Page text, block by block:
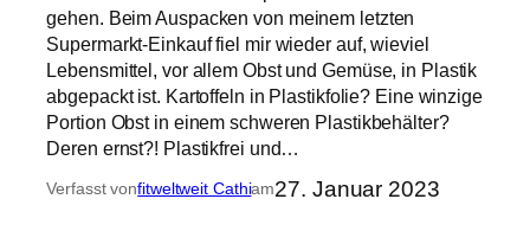
gehen. Beim Auspacken von meinem letzten
Supermarkt-Einkauf fiel mir wieder auf, wieviel
Lebensmittel, vor allem Obst und Gemüse, in Plastik
abgepackt ist. Kartoffeln in Plastikfolie? Eine winzige
Portion Obst in einem schweren Plastikbehälter?
Deren ernst?! Plastikfrei und…
Verfasst vonfitweltweit Cathiam27. Januar 2023